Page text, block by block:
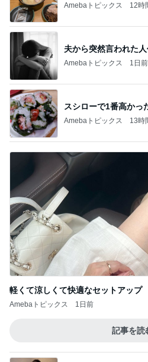
Amebaトピックス 12時
夫から突然言われた
Amebaトピックス 1日前
スシローで1番高かっ
Amebaトピックス 13時
軽くて涼しくて快適なセットアップ
Amebaトピックス 1日前
記事を読